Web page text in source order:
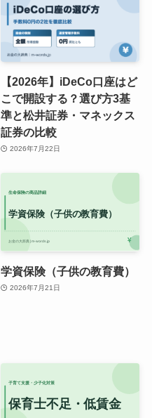
【2026年】iDeCo口座はど
こで開設する？選び方3基
準と松井証券・マネックス
証券の比較
2026年7月22日
学資保険（子供の教育費）
2026年7月21日